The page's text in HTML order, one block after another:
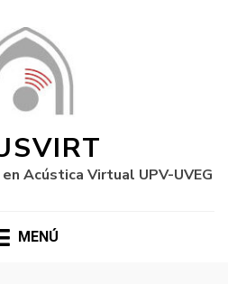
Acústica Virtual UPV-UVEG
MENÚ